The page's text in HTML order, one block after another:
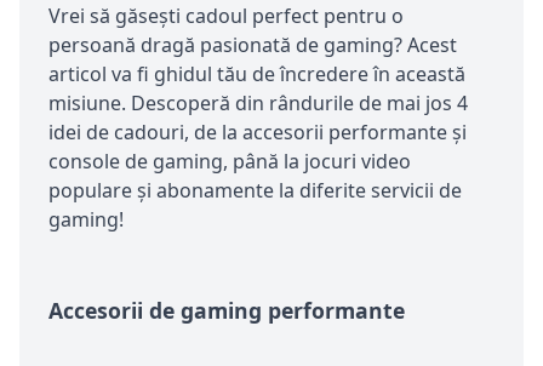
Vrei să găsești cadoul perfect pentru o
persoană dragă pasionată de gaming? Acest
articol va fi ghidul tău de încredere în această
misiune. Descoperă din rândurile de mai jos 4
idei de cadouri, de la accesorii performante și
console de gaming, până la jocuri video
populare și abonamente la diferite servicii de
gaming!
Accesorii de gaming performante